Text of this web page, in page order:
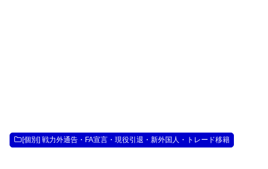
[個別] 戦力外通告・FA宣言・現役引退・新外国人・トレード移籍